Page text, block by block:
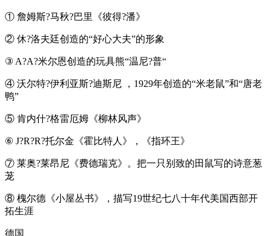
① 詹姆斯?马秋?巴里《彼得?潘》
② 休?洛夫廷创造的“好心大夫”的形象
③ A?A?米尔恩创造的玩具熊“温尼?普“
④ 沃尔特?伊利亚斯?迪斯尼 ，1929年创造的“米老鼠”和“唐老
鸭”
⑤ 肯内什?格雷厄姆《柳林风声》
⑥ J?R?R?托尔金《霍比特人》，《指环王》
⑦ 莱奥?莱昂尼《费德瑞克》。把一只别致的田鼠写的诗意葱
茏
⑧ 槐尔德《小屋丛书》，描写19世纪七八十年代美国西部开
拓生涯
德国